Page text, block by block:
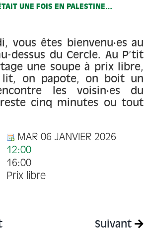
UNE FOIS EN PALESTINE…
vous êtes bienvenu·es au
dessus du Cercle. Au P’tit
une soupe à prix libre,
on papote, on boit un
les voisin·es du
cinq minutes ou tout
MAR 06 JANVIER 2026
12:00
16:00
Prix libre
Suivant